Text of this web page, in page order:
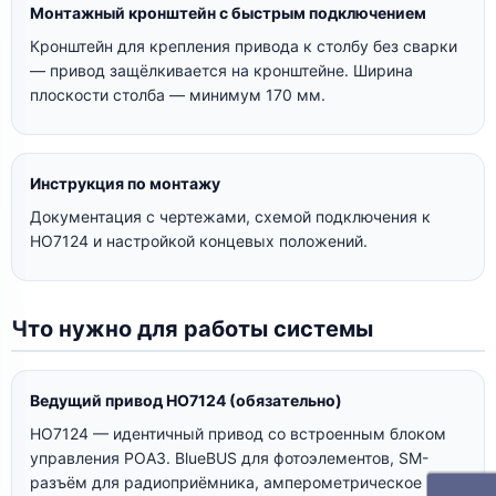
Монтажный кронштейн с быстрым подключением
Кронштейн для крепления привода к столбу без сварки
— привод защёлкивается на кронштейне. Ширина
плоскости столба — минимум 170 мм.
Инструкция по монтажу
Документация с чертежами, схемой подключения к
HO7124 и настройкой концевых положений.
Что нужно для работы системы
Ведущий привод HO7124 (обязательно)
HO7124 — идентичный привод со встроенным блоком
управления POA3. BlueBUS для фотоэлементов, SM-
разъём для радиоприёмника, амперометрическое